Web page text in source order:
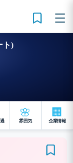
ト)
🌸
雰囲気
🏢
企業情報